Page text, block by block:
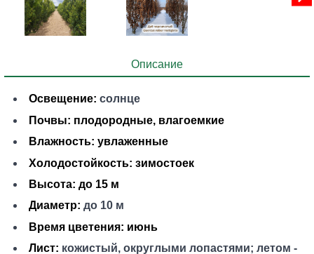
Описание
Освещение:солнце
Почвы: плодородные, влагоемкие
Влажность: увлаженные
Холодостойкость: зимостоек
Высота: до 15 м
Диаметр: до 10 м
Время цветения: июнь
Лист: кожистый, округлыми лопастями; летом -